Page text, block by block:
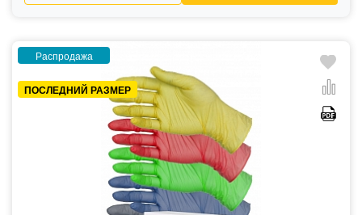
Распродажа
ПОСЛЕДНИЙ РАЗМЕР